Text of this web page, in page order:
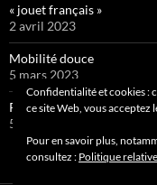
« jouet français »
2 avril 2023
Mobilité douce
5 mars 2023
Pipelette 9
5 février 2023
Confidentialité et cookies :
ce site Web, vous acceptez
Pour en savoir plus,
consultez : Politique